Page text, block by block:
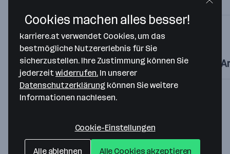
Team-Events Flexible
Gesuchte Mitarbeiter*innen/Jahr
1 - 5
Cookies machen alles besser!
karriere.at verwendet Cookies, um das
bestmögliche Nutzererlebnis für Sie
sicherzustellen. Ihre Zustimmung können Sie
jederzeitwiderrufen. In unserer
Datenschutzerklärung können Sie weitere
Informationen nachlesen.
Cookie-Einstellungen
Alle ablehnen Alle Cookies akzeptieren